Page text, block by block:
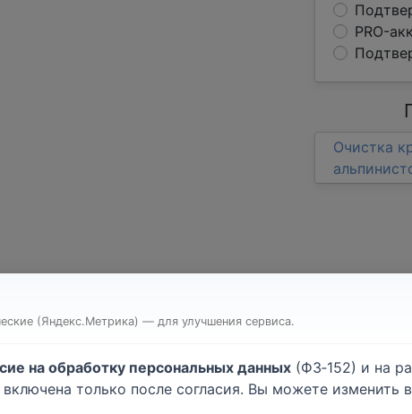
PRO-
Очистка
или комнаты
Строительство дома
Монтаж гипсокартона
Напольные покрытия
(Яндекс.Метрика) — для улучшения сервиса.
на обработку персональных данных (ФЗ‑152) и на
только после согласия. Вы можете изменить